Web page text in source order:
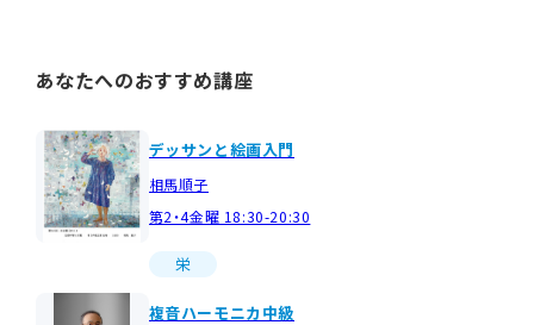
あなたへのおすすめ講座
デッサンと絵画入門
相馬順子
第2・4金曜 18:30-20:30
栄
複音ハーモニカ中級